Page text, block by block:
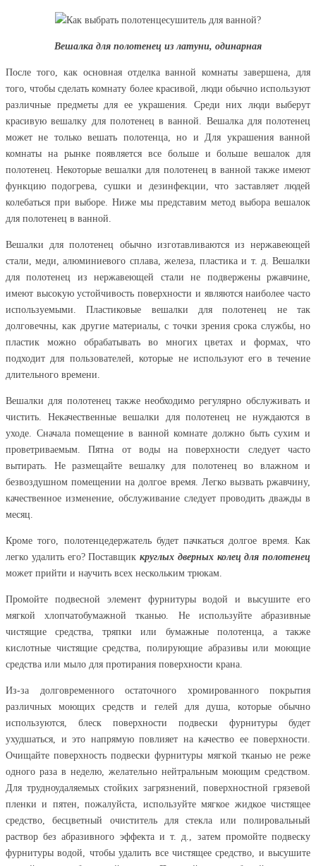
Вешалка для полотенец из латуни, одинарная
После того, как основная отделка ванной комнаты завершена, для
того, чтобы сделать комнату более красивой, люди обычно используют
различные предметы для ее украшения. Среди них люди выберут
красивую вешалку для полотенец в ванной. Вешалка для полотенец
может не только вешать полотенца, но и Для украшения ванной
комнаты на рынке появляется все больше и больше вешалок для
полотенец. Некоторые вешалки для полотенец в ванной также имеют
функцию подогрева, сушки и дезинфекции, что заставляет людей
колебаться при выборе. Ниже мы представим метод выбора вешалок
для полотенец в ванной.
Вешалки для полотенец обычно изготавливаются из нержавеющей
стали, меди, алюминиевого сплава, железа, пластика и т. д. Вешалки
для полотенец из нержавеющей стали не подвержены ржавчине,
имеют высокую устойчивость поверхности и являются наиболее часто
используемыми. Пластиковые вешалки для полотенец не так
долговечны, как другие материалы, с точки зрения срока службы, но
пластик можно обрабатывать во многих цветах и формах, что
подходит для пользователей, которые не используют его в течение
длительного времени.
Вешалки для полотенец также необходимо регулярно обслуживать и
чистить. Некачественные вешалки для полотенец не нуждаются в
уходе. Сначала помещение в ванной комнате должно быть сухим и
проветриваемым. Пятна от воды на поверхности следует часто
вытирать. Не размещайте вешалку для полотенец во влажном и
безвоздушном помещении на долгое время. Легко вызвать ржавчину,
качественное изменение, обслуживание следует проводить дважды в
месяц.
Кроме того, полотенцедержатель будет пачкаться долгое время. Как
легко удалить его? Поставщик круглых дверных колец для полотенец
может прийти и научить всех нескольким трюкам.
Промойте подвесной элемент фурнитуры водой и высушите его
мягкой хлопчатобумажной тканью. Не используйте абразивные
чистящие средства, тряпки или бумажные полотенца, а также
кислотные чистящие средства, полирующие абразивы или моющие
средства или мыло для протирания поверхности крана.
Из-за долговременного остаточного хромированного покрытия
различных моющих средств и гелей для душа, которые обычно
используются, блеск поверхности подвески фурнитуры будет
ухудшаться, и это напрямую повлияет на качество ее поверхности.
Очищайте поверхность подвески фурнитуры мягкой тканью не реже
одного раза в неделю, желательно нейтральным моющим средством.
Для трудноудаляемых стойких загрязнений, поверхностной грязевой
пленки и пятен, пожалуйста, используйте мягкое жидкое чистящее
средство, бесцветный очиститель для стекла или полировальный
раствор без абразивного эффекта и т. д., затем промойте подвеску
фурнитуры водой, чтобы удалить все чистящее средство, и высушите